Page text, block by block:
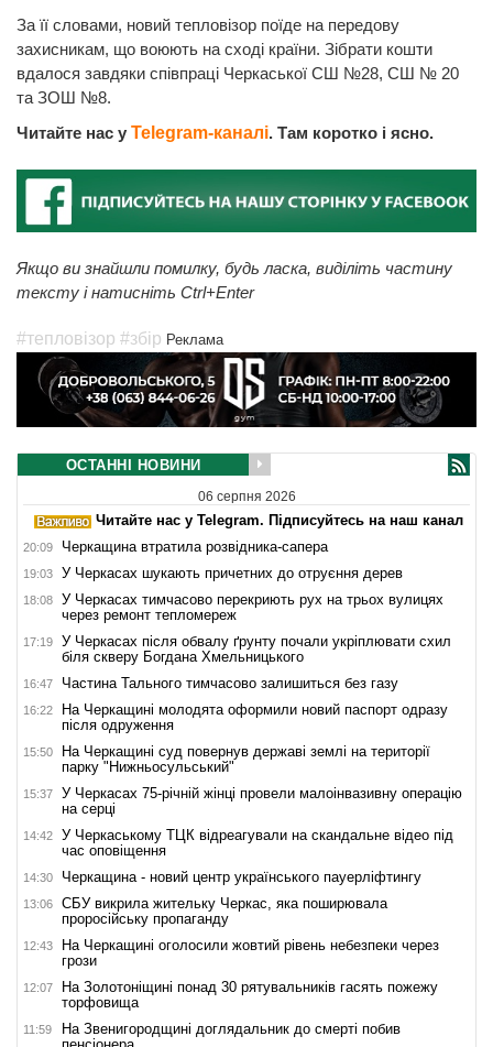
За її словами, новий тепловізор поїде на передову
захисникам, що воюють на сході країни. Зібрати кошти
вдалося завдяки співпраці Черкаської СШ №28, СШ № 20
та ЗОШ №8.
Читайте нас у Telegram-каналі. Там коротко і ясно.
Якщо ви знайшли помилку, будь ласка, виділіть частину
тексту і натисніть Ctrl+Enter
#тепловізор #збір Реклама
ОСТАННІ НОВИНИ
06 серпня 2026
Читайте нас у Telegram. Підписуйтесь на наш канал
20:09 Черкащина втратила розвідника-сапера
19:03 У Черкасах шукають причетних до отруєння дерев
18:08
У Черкасах тимчасово перекриють рух на трьох вулицях
через ремонт тепломереж
17:19
У Черкасах після обвалу ґрунту почали укріплювати схил
біля скверу Богдана Хмельницького
16:47 Частина Тального тимчасово залишиться без газу
16:22
На Черкащині молодята оформили новий паспорт одразу
після одруження
15:50
На Черкащині суд повернув державі землі на території
парку "Нижньосульський"
15:37
У Черкасах 75-річній жінці провели малоінвазивну операцію
на серці
14:42
У Черкаському ТЦК відреагували на скандальне відео під
час оповіщення
14:30 Черкащина - новий центр українського пауерліфтингу
13:06
СБУ викрила жительку Черкас, яка поширювала
проросійську пропаганду
12:43
На Черкащині оголосили жовтий рівень небезпеки через
грози
12:07
На Золотоніщині понад 30 рятувальників гасять пожежу
торфовища
11:59
На Звенигородщині доглядальник до смерті побив